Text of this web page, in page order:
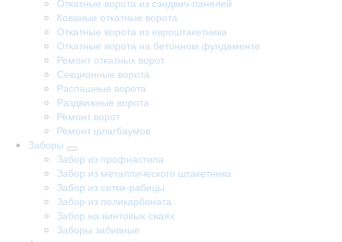
Откатные ворота из сэндвич-панелей
Кованые откатные ворота
Откатные ворота из евроштакетника
Откатные ворота на бетонном фундаменте
Ремонт откатных ворот
Секционные ворота
Распашные ворота
Раздвижные ворота
Ремонт ворот
Ремонт шлагбаумов
Заборы
Забор из профнастила
Забор из металлического штакетника
Забор из сетки-рабицы
Забор из поликарбоната
Забор на винтовых сваях
Заборы забивные